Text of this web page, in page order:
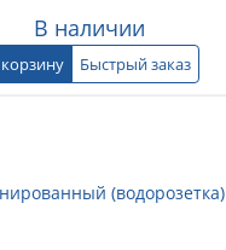
В наличии
Быстрый заказ